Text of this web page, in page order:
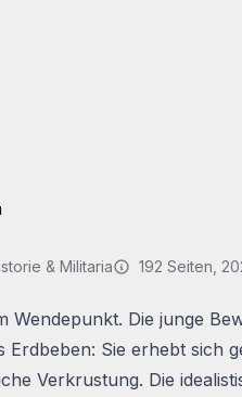
& Militaria 192 Seiten ,
Wendepunkt. Die junge
Erdbeben: Sie erhebt sich
Verkrustung. Die